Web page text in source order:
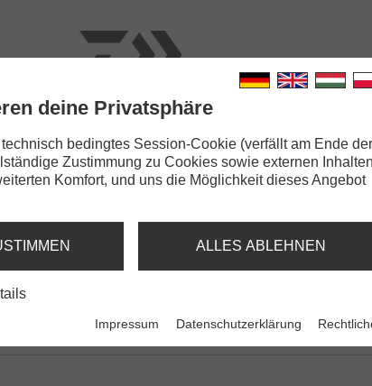
deine Privatsphäre
bedingtes Session-Cookie (verfällt am Ende der
Zustimmung zu Cookies sowie externen Inhalten
Komfort, und uns die Möglichkeit dieses Angebot
ALLES ABLEHNEN
Impressum Datenschutzerklärung